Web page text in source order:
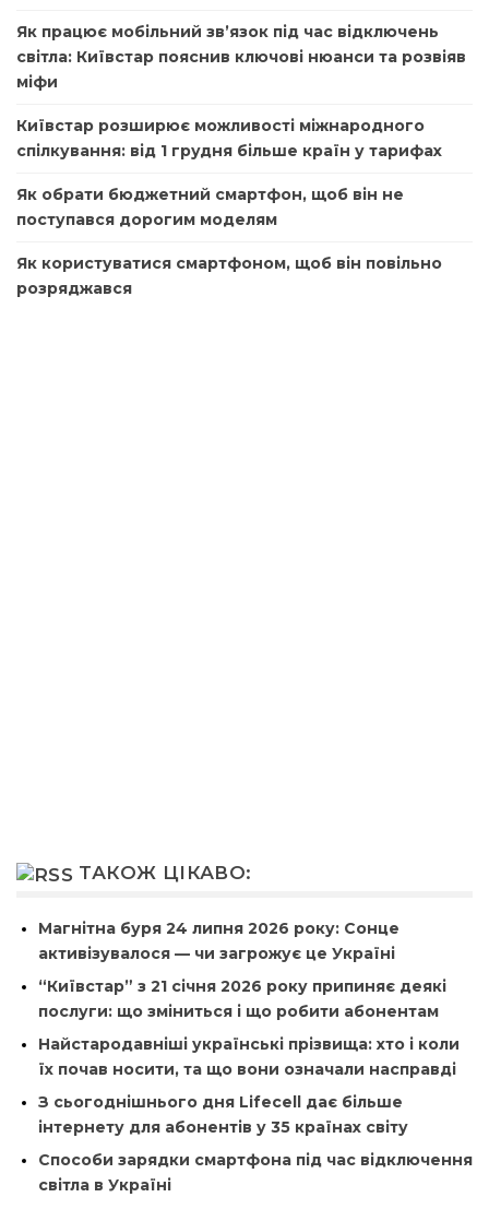
Як працює мобільний зв’язок під час відключень
світла: Київстар пояснив ключові нюанси та розвіяв
міфи
Київстар розширює можливості міжнародного
спілкування: від 1 грудня більше країн у тарифах
Як обрати бюджетний смартфон, щоб він не
поступався дорогим моделям
Як користуватися смартфоном, щоб він повільно
розряджався
ТАКОЖ ЦІКАВО:
Магнітна буря 24 липня 2026 року: Сонце
активізувалося — чи загрожує це Україні
“Київстар” з 21 січня 2026 року припиняє деякі
послуги: що зміниться і що робити абонентам
Найстародавніші українські прізвища: хто і коли
їх почав носити, та що вони означали насправді
З сьогоднішнього дня Lifecell дає більше
інтернету для абонентів у 35 країнах світу
Способи зарядки смартфона під час відключення
світла в Україні